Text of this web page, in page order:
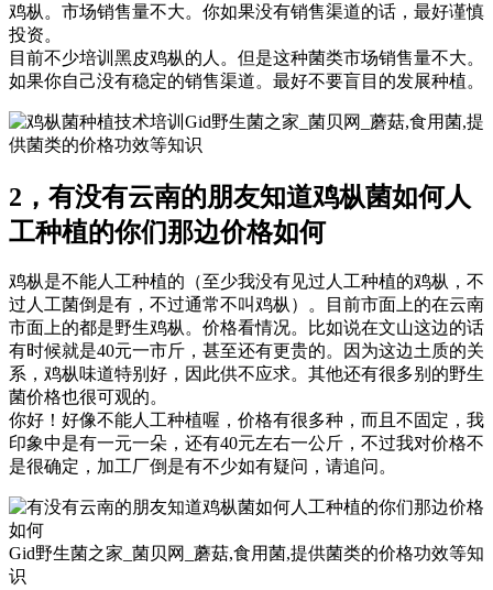
鸡枞。市场销售量不大。你如果没有销售渠道的话，最好谨慎
投资。
目前不少培训黑皮鸡枞的人。但是这种菌类市场销售量不大。
如果你自己没有稳定的销售渠道。最好不要盲目的发展种植。
Gid野生菌之家_菌贝网_蘑菇,食用菌,提
供菌类的价格功效等知识
2，有没有云南的朋友知道鸡枞菌如何人
工种植的你们那边价格如何
鸡枞是不能人工种植的（至少我没有见过人工种植的鸡枞，不
过人工菌倒是有，不过通常不叫鸡枞）。目前市面上的在云南
市面上的都是野生鸡枞。价格看情况。比如说在文山这边的话
有时候就是40元一市斤，甚至还有更贵的。因为这边土质的关
系，鸡枞味道特别好，因此供不应求。其他还有很多别的野生
菌价格也很可观的。
你好！好像不能人工种植喔，价格有很多种，而且不固定，我
印象中是有一元一朵，还有40元左右一公斤，不过我对价格不
是很确定，加工厂倒是有不少如有疑问，请追问。
Gid野生菌之家_菌贝网_蘑菇,食用菌,提供菌类的价格功效等知
识